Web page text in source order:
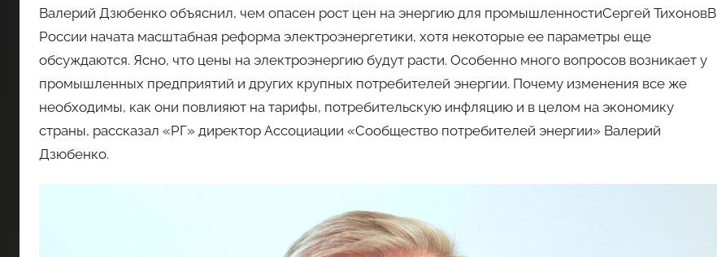
Валерий Дзюбенко объяснил, чем опасен рост цен на энергию для промышленностиСергей ТихоновВ
России начата масштабная реформа электроэнергетики, хотя некоторые ее параметры еще
обсуждаются. Ясно, что цены на электроэнергию будут расти. Особенно много вопросов возникает у
промышленных предприятий и других крупных потребителей энергии. Почему изменения все же
необходимы, как они повлияют на тарифы, потребительскую инфляцию и в целом на экономику
страны, рассказал «РГ» директор Ассоциации «Сообщество потребителей энергии» Валерий
Дзюбенко.